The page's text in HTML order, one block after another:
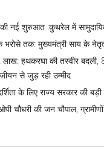
की नई शुरुआत :कुथरेल में
तक: मुख्यमंत्री साय के
हथकरघा की तस्वीर बदली,
से जुड़ रही उम्मीद
के लिए राज्य सरकार की
चौधरी की जन चौपाल,